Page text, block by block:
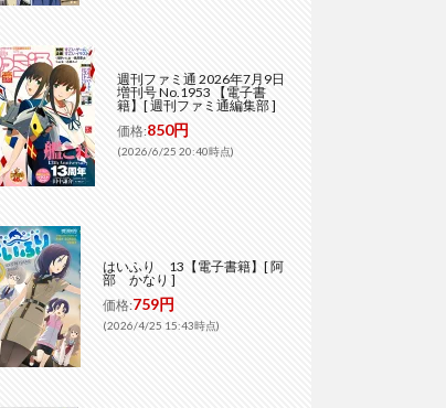
週刊ファミ通 2026年7月9日
増刊号 No.1953 【電子書
籍】[ 週刊ファミ通編集部 ]
価格:850円
(2026/6/25 20:40時点)
はいふり 13【電子書籍】[ 阿
部 かなり ]
価格:759円
(2026/4/25 15:43時点)